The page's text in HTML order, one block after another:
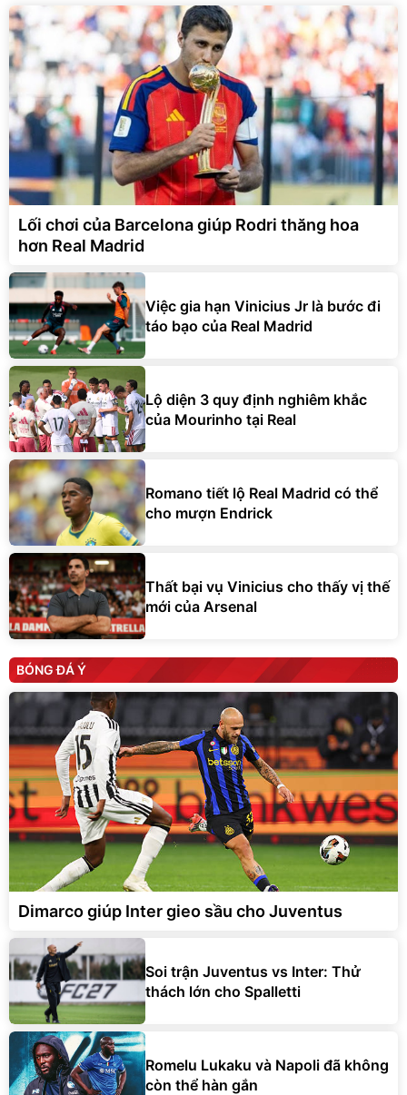
Lối chơi của Barcelona giúp Rodri thăng hoa
hơn Real Madrid
Việc gia hạn Vinicius Jr là bước đi
táo bạo của Real Madrid
Lộ diện 3 quy định nghiêm khắc
của Mourinho tại Real
Romano tiết lộ Real Madrid có thể
cho mượn Endrick
Thất bại vụ Vinicius cho thấy vị thế
mới của Arsenal
BÓNG ĐÁ Ý
Dimarco giúp Inter gieo sầu cho Juventus
Soi trận Juventus vs Inter: Thử
thách lớn cho Spalletti
Romelu Lukaku và Napoli đã không
còn thể hàn gắn